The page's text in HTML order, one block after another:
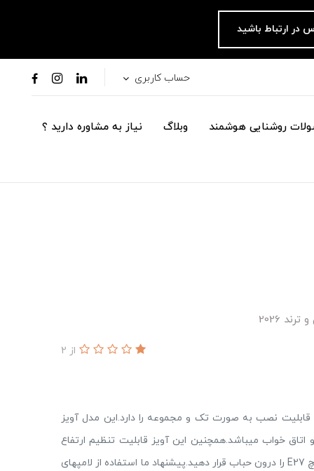
در ارتباط باشید
حساب کاربری
روشنایی هوشمند وبلاگ نیاز به مشاوره دارید ؟
2026
از 2
نصب به صورت تک و مجموعه را دارد.این مدل آویز
خواب میباشد.همچنین این آویز قابلیت تنظیم ارتفاع
هنگام نصب را دارد. شما میتوانید هر نوع لامپ با سرپیچ E27 را درون حباب قرار دهید.پیشنهاد ما استفاده از لامپهای